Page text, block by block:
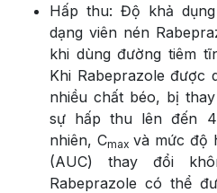
Hấp thu: Độ khả
dạng viên nén
khi dùng đường tiêm
Khi Rabeprazole được
nhiều chất béo, bị
sự hấp thu lên đến
nhiên, Cmax và mức độ
(AUC) thay đổi
Rabeprazole có thể